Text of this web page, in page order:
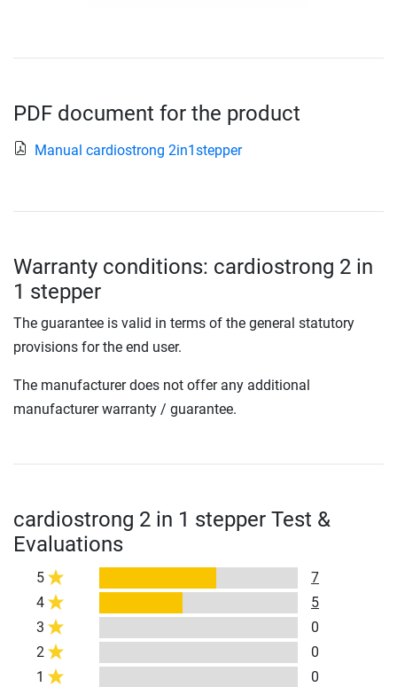
PDF document for the product
Manual cardiostrong 2in1stepper
Warranty conditions: cardiostrong 2 in
1 stepper
The guarantee is valid in terms of the general statutory
provisions for the end user.
The manufacturer does not offer any additional
manufacturer warranty / guarantee.
cardiostrong 2 in 1 stepper Test &
Evaluations
5
7
4
5
3
0
2
0
1
0